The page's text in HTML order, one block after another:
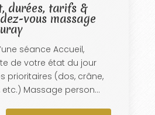
durées, tarifs &
vous massage
séance Accueil,
de votre état du jour
prioritaires (dos, crâne,
Massage person...